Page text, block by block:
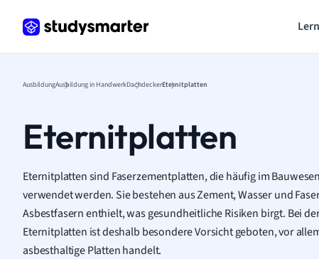
AusbildungAusbildung in HandwerkDachdeckerEternitplatten
Eternitplatten
Eternitplatten sind Faserzementplatten, die häufig im
verwendet werden. Sie bestehen aus Zement, Wasser und
Asbestfasern enthielt, was gesundheitliche Risiken birgt. Bei
Eternitplatten ist deshalb besondere Vorsicht geboten, vor
asbesthaltige Platten handelt.